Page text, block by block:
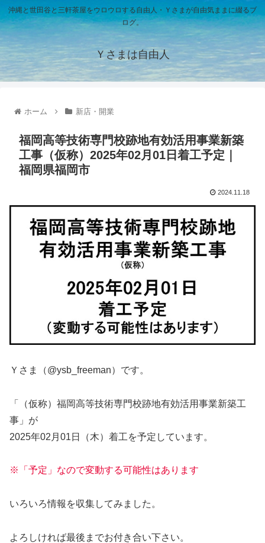
沖縄と世田谷と三軒茶屋をウロウロする自由人・Ｙさまが自由気ままに綴るブ
ログ。
Ｙさまは自由人
ホーム 新店・開業
福岡高等技術専門校跡地有効活用事業新築
工事（仮称）2025年02月01日着工予定｜
福岡県福岡市
2024.11.18
Ｙさま（@ysb_freeman）です。
「（仮称）福岡高等技術専門校跡地有効活用事業新築工
事」が
2025年02月01日（木）着工を予定しています。
※「予定」なので変動する可能性はあります
いろいろ情報を収集してみました。
よろしければ最後までお付き合い下さい。